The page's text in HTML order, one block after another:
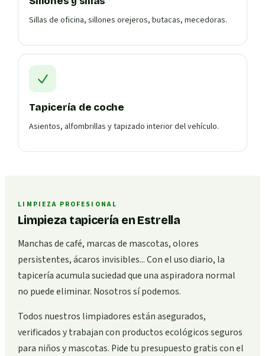
Sillas de oficina, sillones orejeros, butacas, mecedoras.
Tapicería de coche
Asientos, alfombrillas y tapizado interior del vehículo.
LIMPIEZA PROFESIONAL
Limpieza tapicería en Estrella
Manchas de café, marcas de mascotas, olores
persistentes, ácaros invisibles... Con el uso diario, la
tapicería acumula suciedad que una aspiradora normal
no puede eliminar. Nosotros sí podemos.
Todos nuestros limpiadores están asegurados,
verificados y trabajan con productos ecológicos seguros
para niños y mascotas. Pide tu presupuesto gratis con el